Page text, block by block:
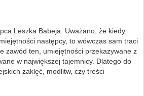
Leszka Babeja. Uważano, że kiedy
następcy, to wówczas sam traci
zawód ten, umiejętności przekazywane z
w największej tajemnicy. Dlatego do
zaklęć, modlitw, czy treści